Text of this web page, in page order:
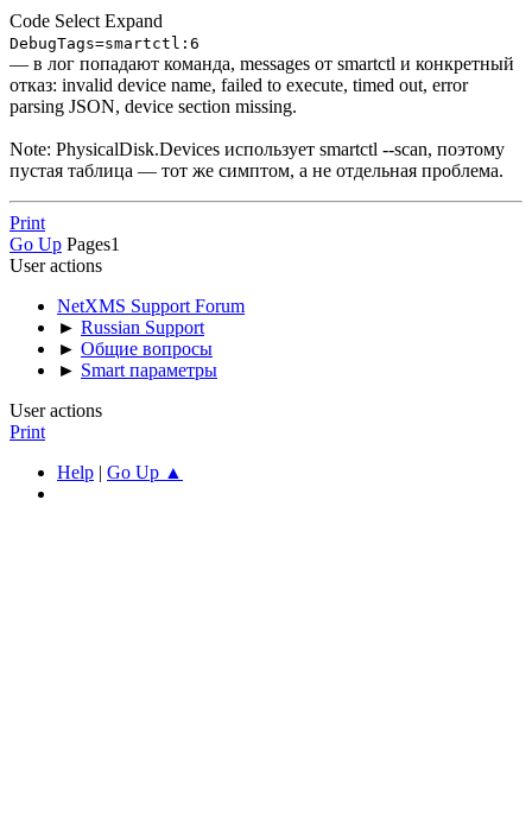
Code Select Expand
DebugTags=smartctl:6
— в лог попадают команда, messages от smartctl и конкретный
отказ: invalid device name, failed to execute, timed out, error
parsing JSON, device section missing.
Note: PhysicalDisk.Devices использует smartctl --scan, поэтому
пустая таблица — тот же симптом, а не отдельная проблема.
Print
Go Up Pages1
User actions
NetXMS Support Forum
► Russian Support
► Общие вопросы
► Smart параметры
User actions
Print
Help | Go Up ▲